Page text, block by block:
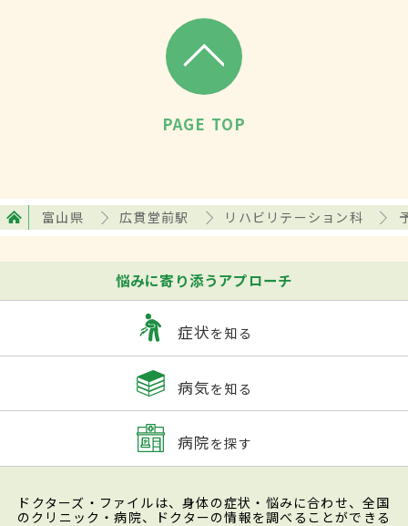
PAGE TOP
富山県 広貫堂前駅 リハビリテーション科
悩みに寄り添うアプローチ
症状を知る
病気を知る
病院を探す
ドクターズ・ファイルは、身体の症状・悩みに合わせ、全国
のクリニック・病院、ドクターの情報を調べることができる